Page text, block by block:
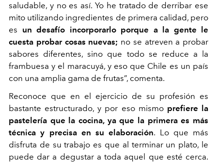
saludable, y no es así. Yo he tratado de derribar ese
mito utilizando ingredientes de primera calidad, pero
es un desafío incorporarlo porque a la gente le
cuesta probar cosas nuevas; no se atreven a probar
sabores diferentes, sino que todo se reduce a la
frambuesa y el maracuyá, y eso que Chile es un país
con una amplia gama de frutas”, comenta.
Reconoce que en el ejercicio de su profesión es
bastante estructurado, y por eso mismoprefiere la
pastelería que la cocina, ya que la primera es más
técnica y precisa en su elaboración. Lo que más
disfruta de su trabajo es que al terminar un plato, le
puede dar a degustar a toda aquel que esté cerca.